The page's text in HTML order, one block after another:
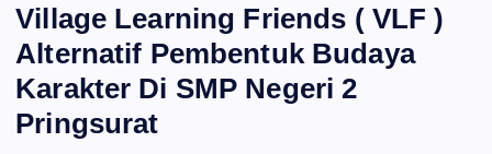
Village Learning Friends ( VLF )
Alternatif Pembentuk Budaya
Karakter Di SMP Negeri 2
Pringsurat